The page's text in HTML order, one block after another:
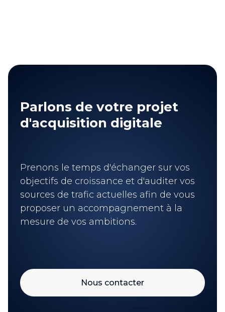
Parlons de votre projet
d'acquisition digitale
Prenons le temps d'échanger sur vos
objectifs de croissance et d'auditer vos
sources de trafic actuelles afin de vous
proposer un accompagnement à la
mesure de vos ambitions.
Nous contacter